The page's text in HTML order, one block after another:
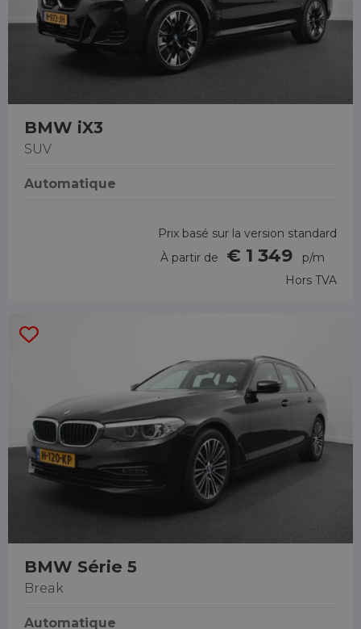
BMW iX3
SUV
Automatique
Prix basé sur la version standard
À partir de
€ 1 349
p/m
Hors TVA
BMW Série 5
Break
Automatique